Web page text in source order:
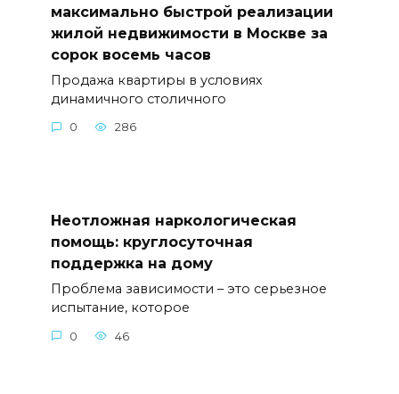
максимально быстрой реализации
жилой недвижимости в Москве за
сорок восемь часов
Продажа квартиры в условиях
динамичного столичного
0 286
Неотложная наркологическая
помощь: круглосуточная
поддержка на дому
Проблема зависимости – это серьезное
испытание, которое
0 46